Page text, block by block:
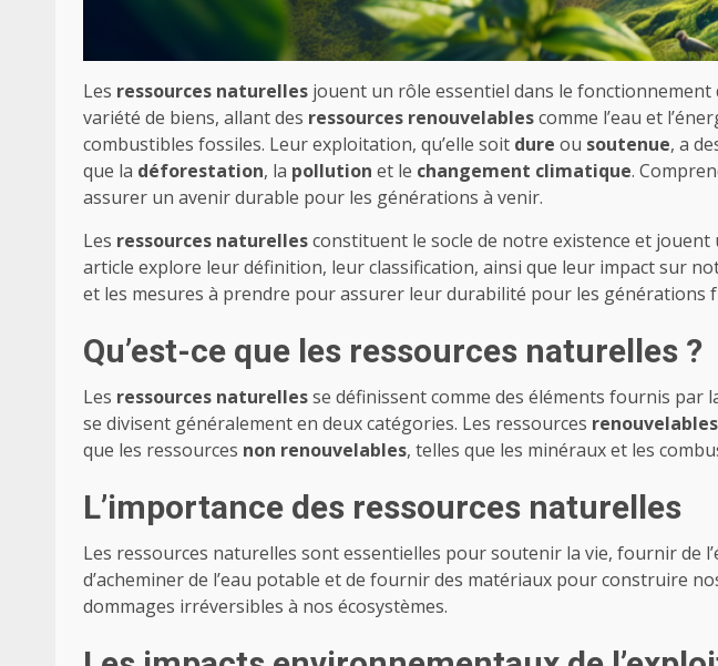
Les ressources naturelles jouent un rôle essentiel dans le
variété de biens, allant des ressources renouvelablescomme l’eau et
combustibles fossiles. Leur exploitation, qu’elle soit dure ou soutenue, a
que la déforestation, la pollution et le changement climatique.
assurer un avenir durable pour les générations à venir.
Les ressources naturellesconstituent le socle de notre existence et jouent
article explore leur définition, leur classification, ainsi que leur impact sur
et les mesures à prendre pour assurer leur durabilité pour les générations
Qu’est-ce que les ressources naturelles ?
Les ressources naturellesse définissent comme des éléments fournis par
se divisent généralement en deux catégories. Les ressources renouvelables
que les ressources non renouvelables, telles que les minéraux et les
L’importance des ressources naturelles
Les ressources naturelles sont essentielles pour soutenir la vie, fournir de
d’acheminer de l’eau potable et de fournir des matériaux pour construire
dommages irréversibles à nos écosystèmes.